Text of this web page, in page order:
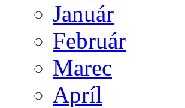
Január
Február
Marec
Apríl